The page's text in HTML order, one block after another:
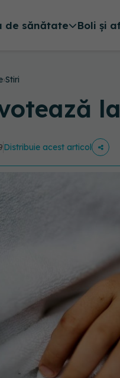
de sănătate Boli și
›Stiri
Distribuie acest articol